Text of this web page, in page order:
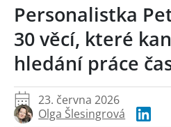
Personalistka
30 věcí, které
hledání práce
23. června 2026
Olga Šlesingrová